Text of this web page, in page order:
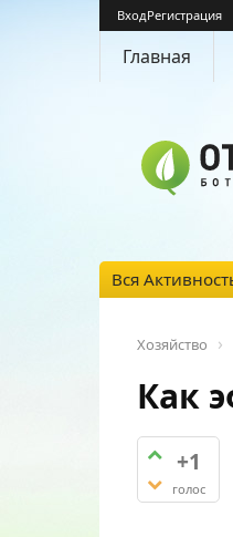
ВходРегистрация
Главная
Вся
Хозяйство
Как
+1
голос